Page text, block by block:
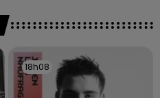
18h08
18h08